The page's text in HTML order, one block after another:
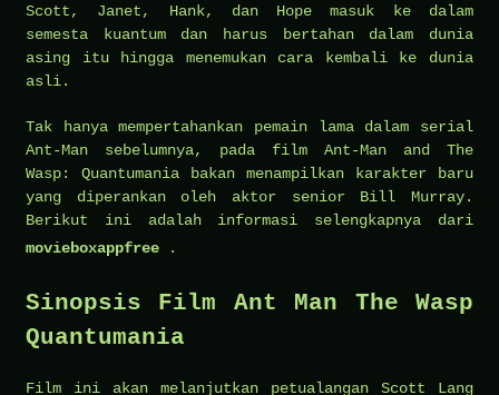
Scott, Janet, Hank, dan Hope masuk ke dalam
semesta kuantum dan harus bertahan dalam dunia
asing itu hingga menemukan cara kembali ke dunia
asli.
Tak hanya mempertahankan pemain lama dalam serial
Ant-Man sebelumnya, pada film Ant-Man and The
Wasp: Quantumania bakan menampilkan karakter baru
yang diperankan oleh aktor senior Bill Murray.
Berikut ini adalah informasi selengkapnya dari
movieboxappfree .
Sinopsis Film Ant Man The Wasp
Quantumania
Film ini akan melanjutkan petualangan Scott Lang